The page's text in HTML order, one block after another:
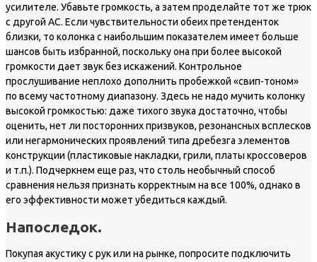
усилителе. Убавьте громкость, а затем проделайте тот же трюк
с другой АС. Если чувствительности обеих претенденток
близки, то колонка с наибольшим показателем имеет больше
шансов быть избранной, поскольку она при более высокой
громкости дает звук без искажений. Контрольное
прослушивание неплохо дополнить пробежкой «свип-тоном»
по всему частотному диапазону. Здесь не надо мучить колонку
высокой громкостью: даже тихого звука достаточно, чтобы
оценить, нет ли посторонних призвуков, резонансных всплесков
или негармонических проявлений типа дребезга элементов
конструкции (пластиковые накладки, грили, платы кроссоверов
и т.п.). Подчеркнем еще раз, что столь необычный способ
сравнения нельзя признать корректным на все 100%, однако в
его эффективности может убедиться каждый.
Напоследок.
Покупая акустику с рук или на рынке, попросите подключить